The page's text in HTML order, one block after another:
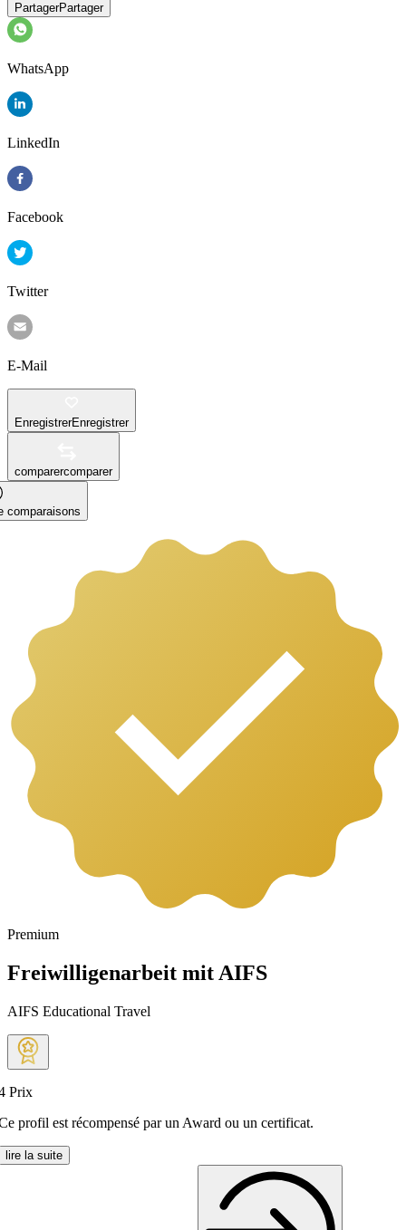
PartagerPartager
WhatsApp
LinkedIn
Facebook
Twitter
E-Mail
EnregistrerEnregistrer
comparercomparer
comparaisons
Premium
Freiwilligenarbeit mit AIFS
AIFS Educational Travel
Prix
profil est récompensé par un Award ou un certificat.
lire la suite